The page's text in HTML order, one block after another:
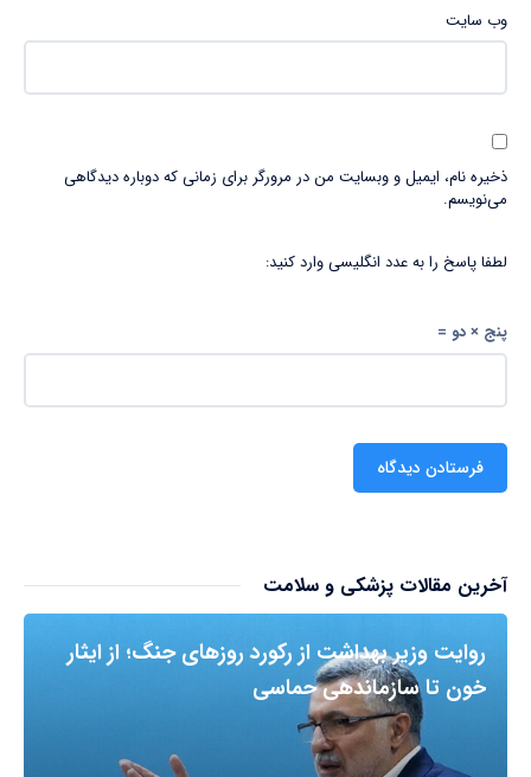
وب‌ سایت
ذخیره نام، ایمیل و وبسایت من در مرورگر برای زمانی که دوباره دیدگاهی
می‌نویسم.
لطفا پاسخ را به عدد انگلیسی وارد کنید:
پنج × دو =
آخرین مقالات پزشکی و سلامت
روایت وزیر بهداشت از رکورد روزهای جنگ؛ از ایثار
خون تا سازماندهی حماسی